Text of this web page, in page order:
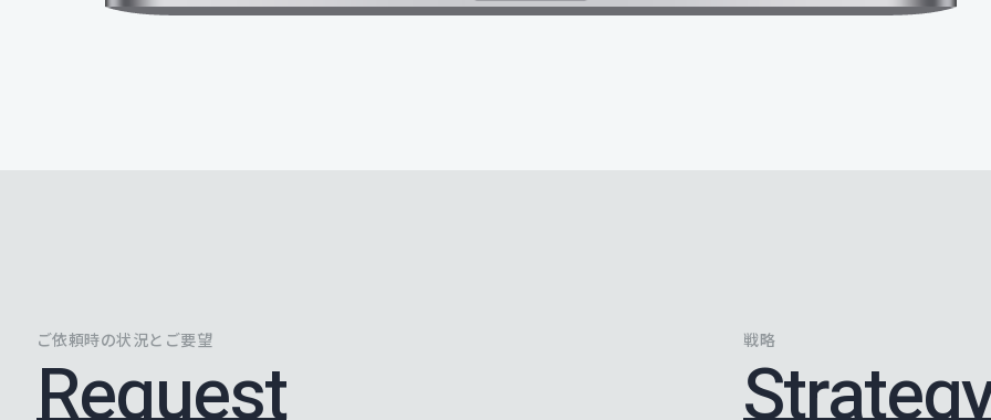
ご依頼時の状況とご要望
Request
戦略